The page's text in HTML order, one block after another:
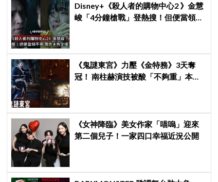
Disney+《殺人者的購物中心2 》金慧
峻「4分鐘槍戰」登熱搜！但便當領不
《鬼謎東宮》力壓《金特務》3天奪
冠！ 南柱赫演技被酸「不夠重」本人
《女神降臨》美女作家「喵嗚」迎來
第二個兒子！一家四口幸福近況公開